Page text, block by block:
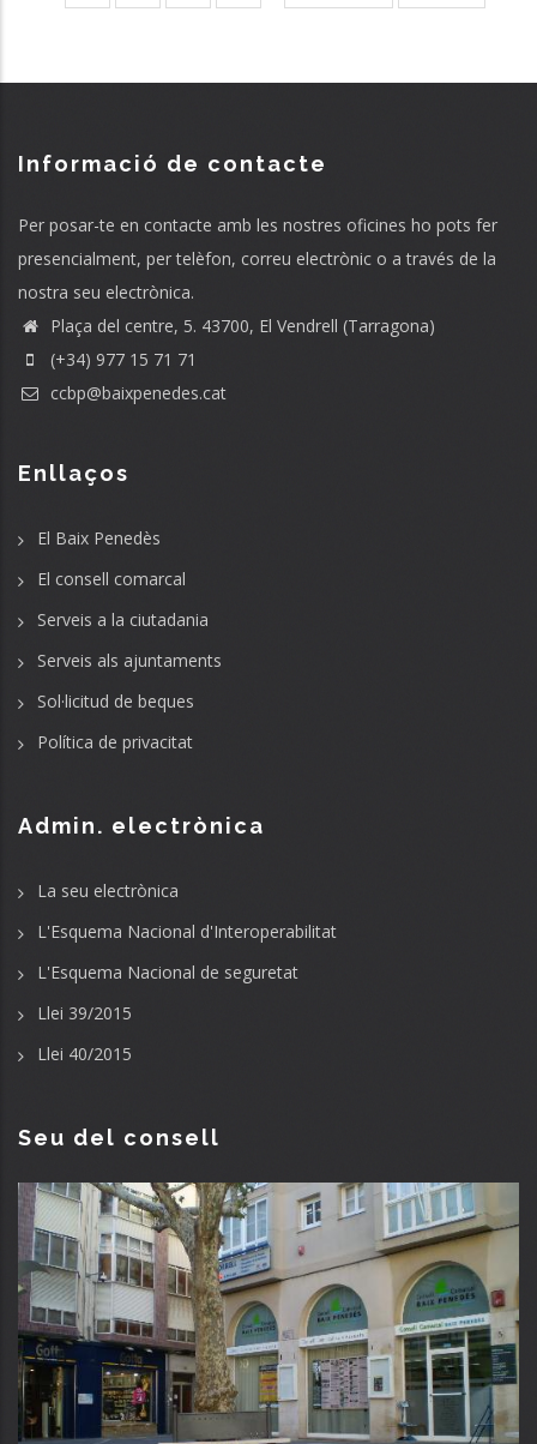
Informació de contacte
Per posar-te en contacte amb les nostres oficines ho pots fer
presencialment, per telèfon, correu electrònic o a través de la
nostra seu electrònica.
Plaça del centre, 5. 43700, El Vendrell (Tarragona)
(+34) 977 15 71 71
ccbp@baixpenedes.cat
Enllaços
El Baix Penedès
El consell comarcal
Serveis a la ciutadania
Serveis als ajuntaments
Sol·licitud de beques
Política de privacitat
Admin. electrònica
La seu electrònica
L'Esquema Nacional d'Interoperabilitat
L'Esquema Nacional de seguretat
Llei 39/2015
Llei 40/2015
Seu del consell